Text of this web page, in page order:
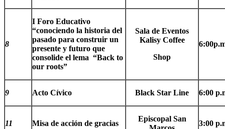
8
I Foro Educativo
“conociendo la historia del
pasado para construir un
presente y futuro que
consolide el lema “Back to
our roots”
Sala de Eventos
Kalisy Coffee
Shop
9 Acto Cívico Black Star Line 6:00
11 Misa de acción de gracias
Episcopal San
3:00